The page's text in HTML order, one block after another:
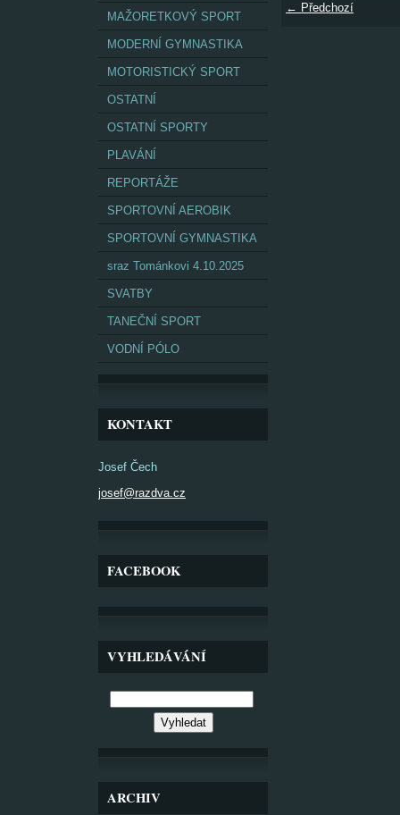
MAŽORETKOVÝ SPORT
MODERNÍ GYMNASTIKA
MOTORISTICKÝ SPORT
OSTATNÍ
OSTATNÍ SPORTY
PLAVÁNÍ
REPORTÁŽE
SPORTOVNÍ AEROBIK
SPORTOVNÍ GYMNASTIKA
sraz Tománkovi 4.10.2025
SVATBY
TANEČNÍ SPORT
VODNÍ PÓLO
KONTAKT
Josef Čech
josef@razdva.cz
FACEBOOK
VYHLEDÁVÁNÍ
ARCHIV
← Předchozí